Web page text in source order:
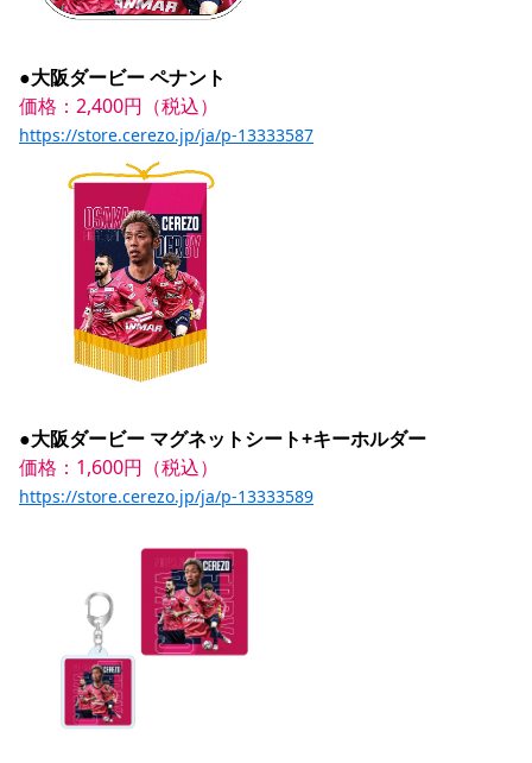
●大阪ダービー ペナント
価格：2,400円（税込）
https://store.cerezo.jp/ja/p-13333587
●大阪ダービー マグネットシート+キーホルダー
価格：1,600円（税込）
https://store.cerezo.jp/ja/p-13333589